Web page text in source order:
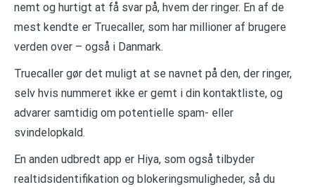
nemt og hurtigt at få svar på, hvem der ringer. En af de
mest kendte er Truecaller, som har millioner af brugere
verden over – også i Danmark.
Truecaller gør det muligt at se navnet på den, der ringer,
selv hvis nummeret ikke er gemt i din kontaktliste, og
advarer samtidig om potentielle spam- eller
svindelopkald.
En anden udbredt app er Hiya, som også tilbyder
realtidsidentifikation og blokeringsmuligheder, så du